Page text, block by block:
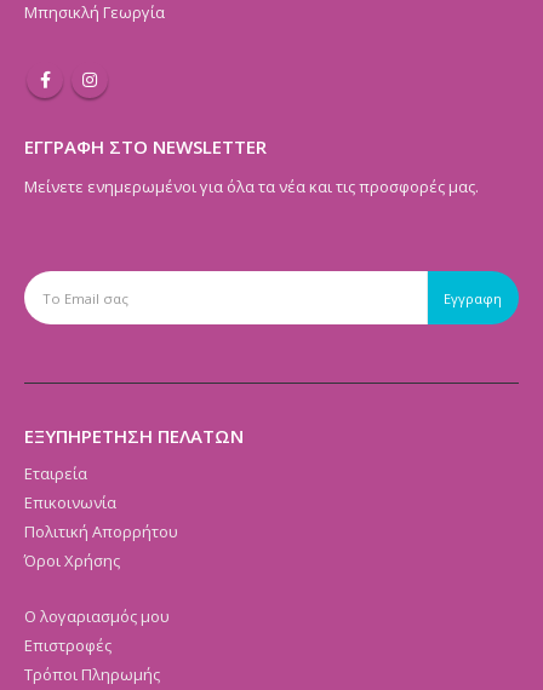
Μπησικλή Γεωργία
ΕΓΓΡΑΦΗ ΣΤΟ NEWSLETTER
Μείνετε ενημερωμένοι για όλα τα νέα και τις προσφορές μας.
ΕΞΥΠΗΡΕΤΗΣΗ ΠΕΛΑΤΩΝ
Εταιρεία
Επικοινωνία
Πολιτική Απορρήτου
Όροι Χρήσης
Ο λογαριασμός μου
Επιστροφές
Τρόποι Πληρωμής